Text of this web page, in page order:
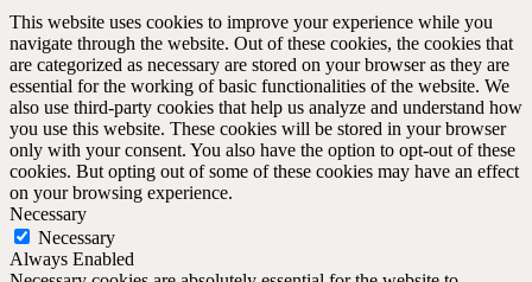
This website uses cookies to improve your experience while you
navigate through the website. Out of these cookies, the cookies that
are categorized as necessary are stored on your browser as they are
essential for the working of basic functionalities of the website. We
also use third-party cookies that help us analyze and understand how
you use this website. These cookies will be stored in your browser
only with your consent. You also have the option to opt-out of these
cookies. But opting out of some of these cookies may have an effect
on your browsing experience.
Necessary
Necessary
Always Enabled